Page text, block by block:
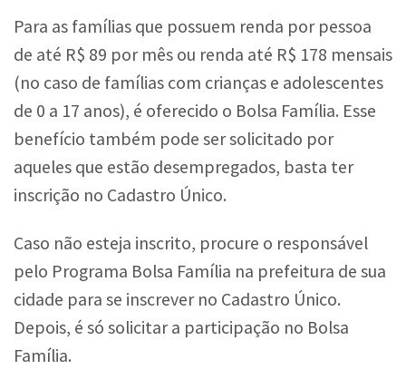
Para as famílias que possuem renda por pessoa
de até R$ 89 por mês ou renda até R$ 178 mensais
(no caso de famílias com crianças e adolescentes
de 0 a 17 anos), é oferecido o Bolsa Família. Esse
benefício também pode ser solicitado por
aqueles que estão desempregados, basta ter
inscrição no Cadastro Único.
Caso não esteja inscrito, procure o responsável
pelo Programa Bolsa Família na prefeitura de sua
cidade para se inscrever no Cadastro Único.
Depois, é só solicitar a participação no Bolsa
Família.